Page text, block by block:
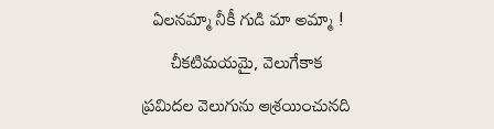
ఏలనమ్మా నీకీ గుడి మా అమ్మా !
చీకటిమయమై, వెలుగేకాక
ప్రమిదల వెలుగును ఆశ్రయించునది